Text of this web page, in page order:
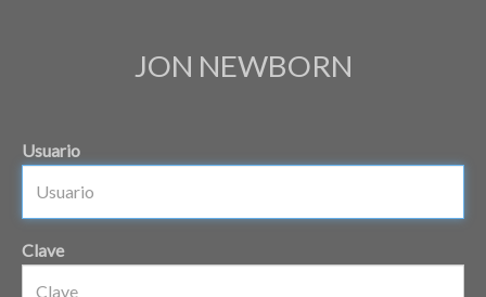
JON NEWBORN
Usuario
Clave